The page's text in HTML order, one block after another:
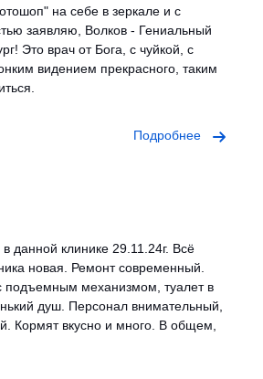
на себе в зеркале и с
заявляю, Волков - Гениальный
Это врач от Бога, с чуйкой, с
видением прекрасного, таким
Подробнее
данной клинике 29.11.24г. Всё
новая. Ремонт современный.
подъемным механизмом, туалет в
душ. Персонал внимательный,
Кормят вкусно и много. В общем,